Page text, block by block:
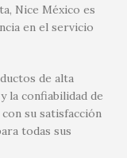
Nice México es
en el servicio
de alta
la confiabilidad de
su satisfacción
todas sus